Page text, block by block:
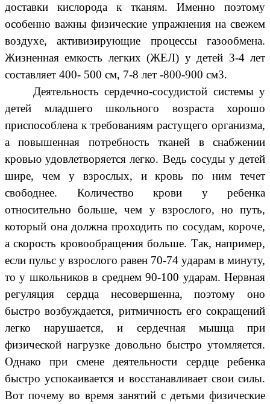
доставки кислорода к тканям. Именно поэтому
особенно важны физические упражнения на свежем
воздухе, активизирующие процессы газообмена.
Жизненная емкость легких (ЖЕЛ) у детей 3-4 лет
составляет 400- 500 см, 7-8 лет -800-900 см3.
Деятельность сердечно-сосудистой системы у
детей младшего школьного возраста хорошо
приспособлена к требованиям растущего организма,
а повышенная потребность тканей в снабжении
кровью удовлетворяется легко. Ведь сосуды у детей
шире, чем у взрослых, и кровь по ним течет
свободнее. Количество крови у ребенка
относительно больше, чем у взрослого, но путь,
который она должна проходить по сосудам, короче,
а скорость кровообращения больше. Так, например,
если пульс у взрослого равен 70-74 ударам в минуту,
то у школьников в среднем 90-100 ударам. Нервная
регуляция сердца несовершенна, поэтому оно
быстро возбуждается, ритмичность его сокращений
легко нарушается, и сердечная мышца при
физической нагрузке довольно быстро утомляется.
Однако при смене деятельности сердце ребенка
быстро успокаивается и восстанавливает свои силы.
Вот почему во время занятий с детьми физические